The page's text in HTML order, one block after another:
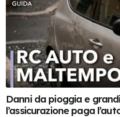
Danni da pioggia e
l’assicurazione paga